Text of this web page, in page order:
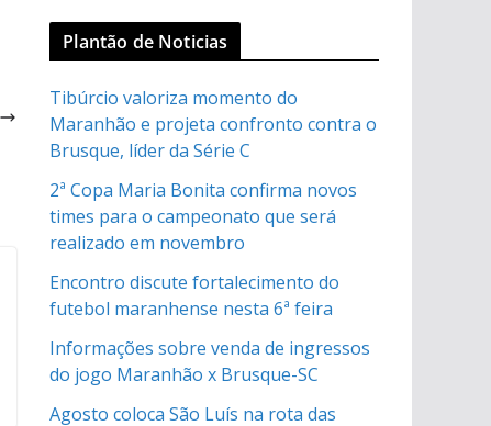
Plantão de Noticias
Tibúrcio valoriza momento do
Maranhão e projeta confronto contra o
Brusque, líder da Série C
2ª Copa Maria Bonita confirma novos
times para o campeonato que será
realizado em novembro
Encontro discute fortalecimento do
futebol maranhense nesta 6ª feira
Informações sobre venda de ingressos
do jogo Maranhão x Brusque-SC
Agosto coloca São Luís na rota das